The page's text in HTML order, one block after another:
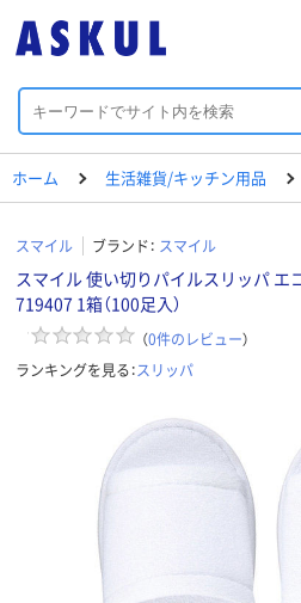
ホーム 生活雑貨/キッチン用品
スマイル ブランド： スマイル
スマイル 使い切りパイルスリッパ エ
719407 1箱（100足入）
（0件のレビュー）
ランキングを見る：スリッパ